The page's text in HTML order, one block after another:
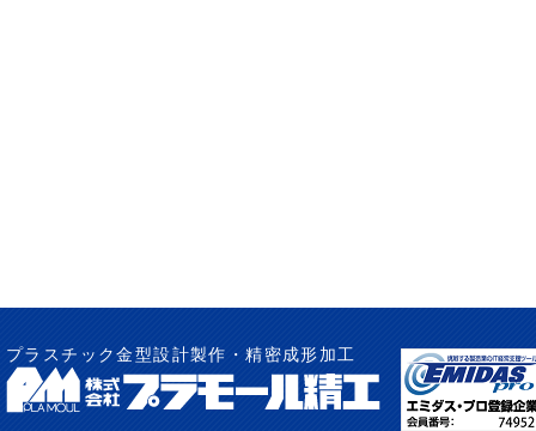
プラスチック金型設計製作・精密成形加工